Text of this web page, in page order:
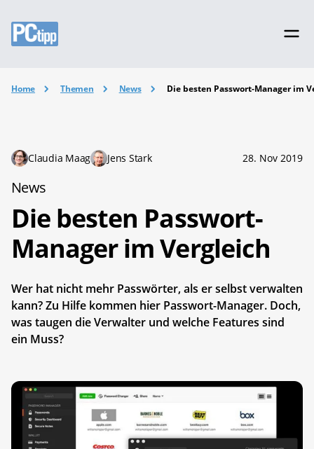
Home Themen News Die besten Passwort-Manager im
Claudia Maag Jens Stark 28. Nov 2019
News
Die besten Passwort-
Manager im Vergleich
Wer hat nicht mehr Passwörter, als er selbst verwalten
kann? Zu Hilfe kommen hier Passwort-Manager. Doch,
was taugen die Verwalter und welche Features sind
ein Muss?